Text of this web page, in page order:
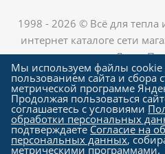
1998 - 2026 © Всё для
интернет каталоге сети
«Лед и
Создание
Мы используем файлы cookie
пользованием сайта и сбора
метрической программе
Продолжая пользоваться
соглашаетесь с условиями
обработки персональных
подтверждаете Согласие на
персональных данных,
метрическими программами.